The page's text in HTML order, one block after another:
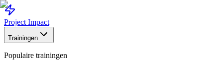
Project Impact
Trainingen
Populaire trainingen